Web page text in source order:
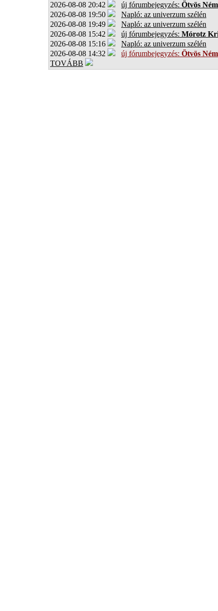
2026-08-08 20:42 új fórumbejegyzés: Ötvös
2026-08-08 19:50
Napló: az univerzum szélén
2026-08-08 19:49
Napló: az univerzum szélén
2026-08-08 15:42
új fórumbejegyzés: Mórotz
2026-08-08 15:16
Napló: az univerzum szélén
2026-08-08 14:32
új fórumbejegyzés: Ötvös
TOVÁBB